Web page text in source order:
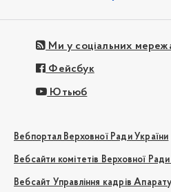
Ми у соціальних
Фейсбук
Ютьюб
Вебпортал Верховної Ради України
Вебсайти комітетів Верховної
Вебсайт Управління кадрів